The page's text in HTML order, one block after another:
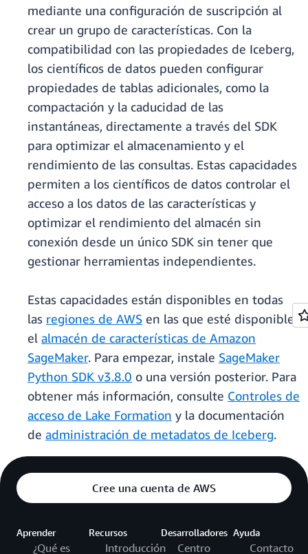
mediante una configuración de suscripción al
crear un grupo de características. Con la
compatibilidad con las propiedades de Iceberg,
los científicos de datos pueden configurar
propiedades de tablas adicionales, como la
compactación y la caducidad de las
instantáneas, directamente a través del SDK
para optimizar el almacenamiento y el
rendimiento de las consultas. Estas capacidades
permiten a los científicos de datos controlar el
acceso a los datos de las características y
optimizar el rendimiento del almacén sin
conexión desde un único SDK sin tener que
gestionar herramientas independientes.
Estas capacidades están disponibles en todas
las regiones de AWS en las que esté disponible
el almacén de características de Amazon
SageMaker. Para empezar, instale SageMaker
Python SDK v3.8.0 o una versión posterior. Para
obtener más información, consulte Controles de
acceso de Lake Formation y la documentación
de administración de metadatos de Iceberg.
Cree una cuenta de AWS
Aprender
¿Qué es
Recursos
Introducción
Desarrolladores
Centro
Ayuda
Contacto